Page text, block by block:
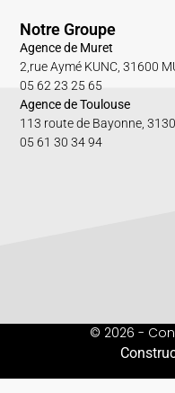
Notre Groupe
Agence de Muret
2,rue Aymé KUNC, 31600
05 62 23 25 65
Agence de Toulouse
113 route de Bayonne,
05 61 30 34 94
© 2026 -